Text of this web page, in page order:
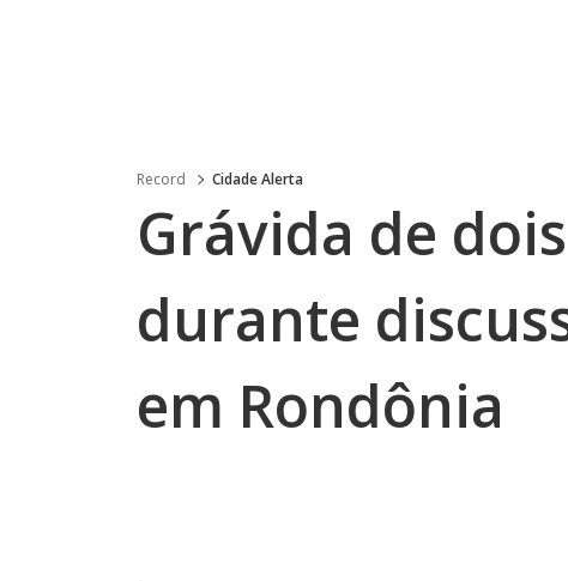
Record Cidade Alerta
Grávida de
durante
em Rondônia